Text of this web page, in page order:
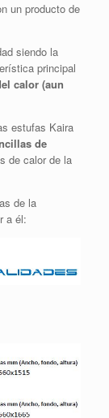
un producto de
siendo la
principal
calor (aun
estufas Kaira
de
de calor de la
de la
a él: